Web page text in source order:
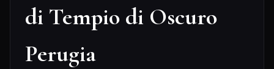
di Tempio di Oscuro
Perugia